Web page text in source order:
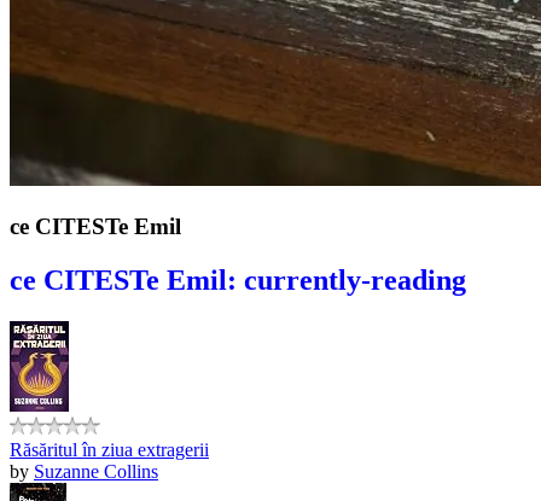
ce CITESTe Emil
ce CITESTe Emil: currently-reading
Răsăritul în ziua extragerii
by Suzanne Collins